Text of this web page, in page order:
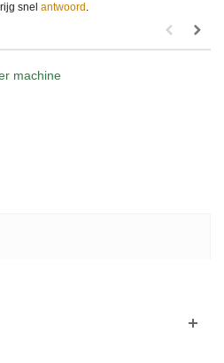
snel antwoord .
machine